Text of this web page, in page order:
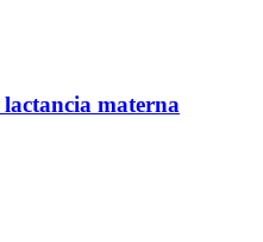
lactancia materna